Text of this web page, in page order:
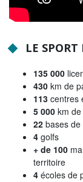
LE SPORT
135 000
430 km de
113 centres
5 000 km
22 bases
4 golfs
+ de 100
territoire
4 écoles de